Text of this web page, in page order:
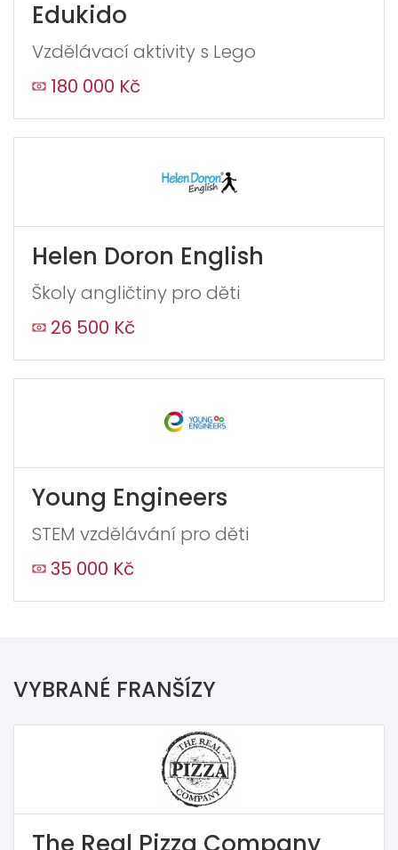
Edukido
Vzdělávací aktivity s Lego
180 000 Kč
Helen Doron English
Školy angličtiny pro děti
26 500 Kč
Young Engineers
STEM vzdělávání pro děti
35 000 Kč
VYBRANÉ FRANŠÍZY